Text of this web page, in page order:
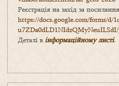
Реєстрація на захід за
https://docs.google.com/forms/d/
u7ZDa0dLD1NIdzQMyNeuILSdI/
Деталі в інформаційному листі.